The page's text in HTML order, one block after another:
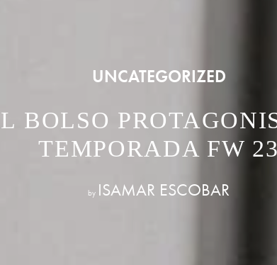
UNCATEGORIZED
BOLSO
TEMPORADA FW 23
by ISAMAR ESCOBAR